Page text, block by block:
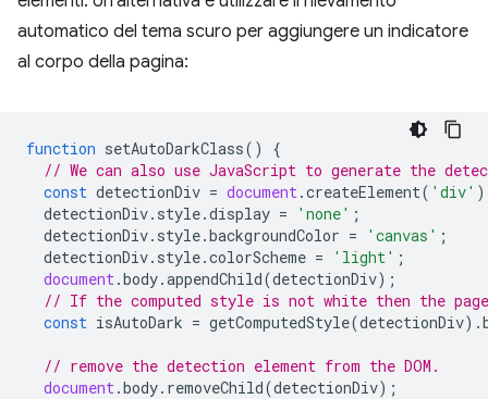
automatico del tema scuro per aggiungere un indicatore
al corpo della pagina:
function setAutoDarkClass()
{
// We can also use JavaScript to generate the
const detectionDiv = document.createElement( 'div'
detectionDiv. style.display = 'none' ;
detectionDiv. style.backgroundColor = 'canvas' ;
detectionDiv. style.colorScheme = 'light' ;
document.body.appendChild(detectionDiv);
// If the computed style is not white then the
const isAutoDark = getComputedStyle(detectionDiv).
// remove the detection element from the DOM.
document.body. removeChild(detectionDiv);